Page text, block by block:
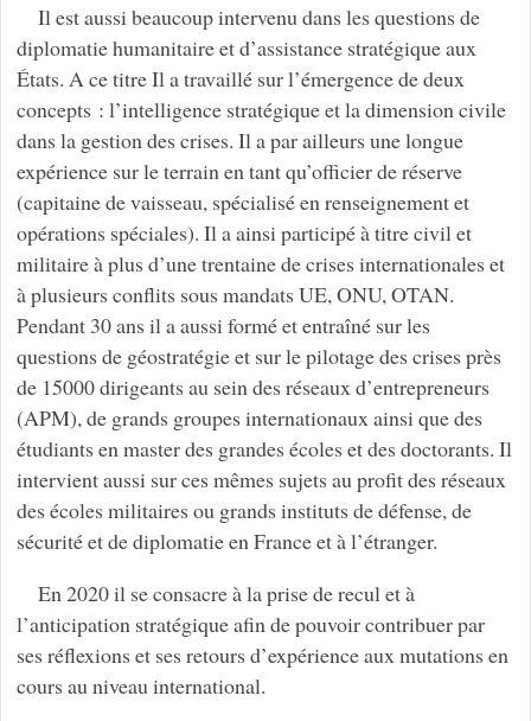
Il est aussi beaucoup intervenu dans les questions de
diplomatie humanitaire et d’assistance stratégique aux
États. A ce titre Il a travaillé sur l’émergence de deux
concepts : l’intelligence stratégique et la dimension civile
dans la gestion des crises. Il a par ailleurs une longue
expérience sur le terrain en tant qu’officier de réserve
(capitaine de vaisseau, spécialisé en renseignement et
opérations spéciales). Il a ainsi participé à titre civil et
militaire à plus d’une trentaine de crises internationales et
à plusieurs conflits sous mandats UE, ONU, OTAN.
Pendant 30 ans il a aussi formé et entraîné sur les
questions de géostratégie et sur le pilotage des crises près
de 15000 dirigeants au sein des réseaux d’entrepreneurs
(APM), de grands groupes internationaux ainsi que des
étudiants en master des grandes écoles et des doctorants. Il
intervient aussi sur ces mêmes sujets au profit des réseaux
des écoles militaires ou grands instituts de défense, de
sécurité et de diplomatie en France et à l’étranger.
En 2020 il se consacre à la prise de recul et à
l’anticipation stratégique afin de pouvoir contribuer par
ses réflexions et ses retours d’expérience aux mutations en
cours au niveau international.